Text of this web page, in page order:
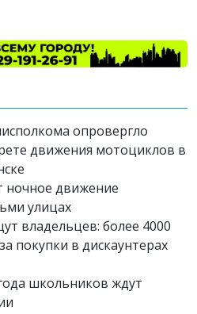
опровергло
движения мотоциклов в
ночное движение
улицах
владельцев: более 4000
покупки в дискаунтерах
школьников ждут